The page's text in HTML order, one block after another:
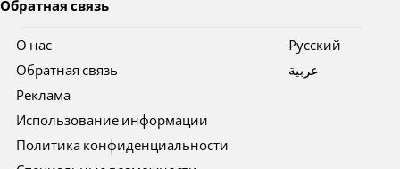
Обратная связь
О нас
Обратная связь
Реклама
Использование информации
Политика конфиденциальности
Pусский
عربية